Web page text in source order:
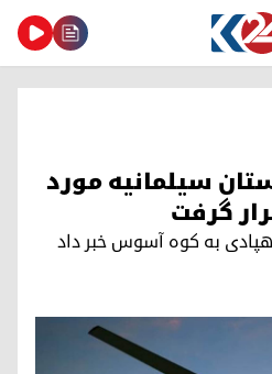
سیلمانیە مورد
گرفت
به کوه آسوس خبر داد